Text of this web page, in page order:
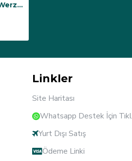
Bistro Masa Buket - (Werzalit, Wermodin ve Allzalit Tabla 70 cm çap) - Karacabey Mermer
Linkler
Site Haritası
Whatsapp Destek İçin
Yurt Dışı Satış
Ödeme Linki